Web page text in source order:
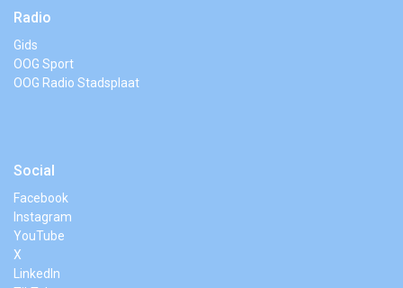
Radio
Gids
OOG Sport
OOG Radio Stadsplaat
Social
Facebook
Instagram
YouTube
X
LinkedIn